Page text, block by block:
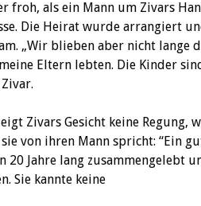
froh, als ein Mann um Zivars
Die Heirat wurde arrangiert
„Wir blieben aber nicht lange
Eltern lebten. Die Kinder
Zivars Gesicht keine Regung,
von ihren Mann spricht: “Ein
20 Jahre lang zusammengelebt
Sie kannte keine